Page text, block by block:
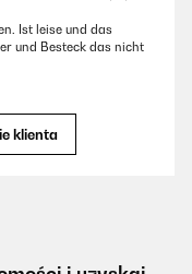
Ist leise und das
und Besteck das nicht
klienta